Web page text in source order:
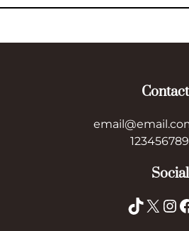
Instagram
X
TikTok